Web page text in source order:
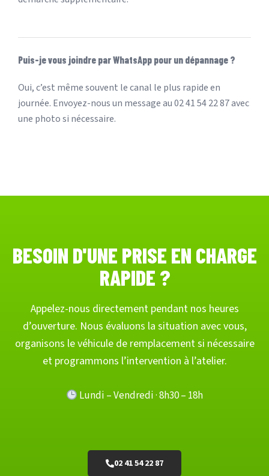
Puis-je vous joindre par WhatsApp pour un dépannage ?
Oui, c’est même souvent le canal le plus rapide en
journée. Envoyez-nous un message au 02 41 54 22 87 avec
une photo si nécessaire.
BESOIN D'UNE PRISE EN CHARGE
RAPIDE ?
Appelez-nous directement pendant nos heures
d’ouverture. Nous évaluons la situation avec vous,
organisons le véhicule de remplacement si nécessaire
et programmons l’intervention à l’atelier.
Lundi – Vendredi · 8h30 – 18h
02 41 54 22 87